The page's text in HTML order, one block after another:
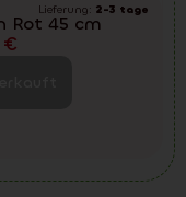
Lieferung: 2-3 tage
Rot 45 cm
€